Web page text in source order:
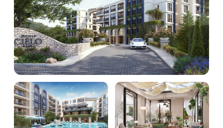
Виллы можно сдавать в аренду или
использовать для собственного проживания
Комплекс уникальных вилл
в живописном районе Пхукета
от 500 844 $
Пхукет
Специальное предложение
от 373 м²
На виллы действуют промо цены.
Система умный дом и солнечные панели
входят в стоимость